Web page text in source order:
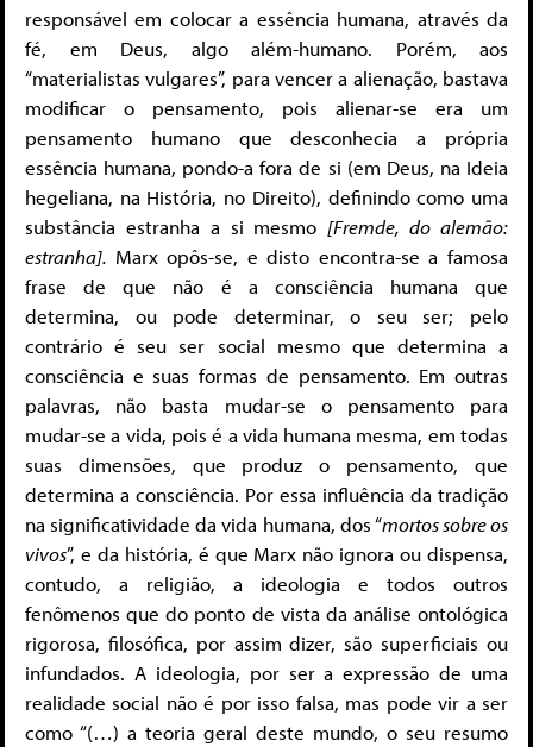
responsável em colocar a essência humana, através da
fé, em Deus, algo além-humano. Porém, aos
“materialistas vulgares”, para vencer a alienação, bastava
modificar o pensamento, pois alienar-se era um
pensamento humano que desconhecia a própria
essência humana, pondo-a fora de si (em Deus, na Ideia
hegeliana, na História, no Direito), definindo como uma
substância estranha a si mesmo[Fremde, do alemão:
estranha]. Marx opôs-se, e disto encontra-se a famosa
frase de que não é a consciência humana que
determina, ou pode determinar, o seu ser; pelo
contrário é seu ser social mesmo que determina a
consciência e suas formas de pensamento. Em outras
palavras, não basta mudar-se o pensamento para
mudar-se a vida, pois é a vida humana mesma, em todas
suas dimensões, que produz o pensamento, que
determina a consciência. Por essa influência da tradição
na significatividade da vida humana, dos “mortos sobre os
vivos”, e da história, é que Marx não ignora ou dispensa,
contudo, a religião, a ideologia e todos outros
fenômenos que do ponto de vista da análise ontológica
rigorosa, filosófica, por assim dizer, são superficiais ou
infundados. A ideologia, por ser a expressão de uma
realidade social não é por isso falsa, mas pode vir a ser
como “(…) a teoria geral deste mundo, o seu resumo